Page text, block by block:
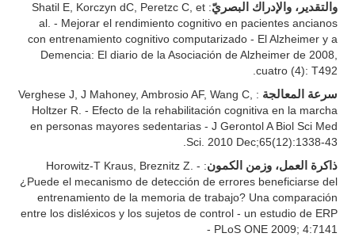
والتقدير، والإدراك البصريّ : Shatil E, Korczyn dC, Peretzc C, et
al. - Mejorar el rendimiento cognitivo en pacientes ancianos
con entrenamiento cognitivo computarizado - El Alzheimer y a
Demencia: El diario de la Asociación de Alzheimer de 2008,
cuatro (4): T492.
سرعة المعالجة
: Verghese J, J Mahoney, Ambrosio AF, Wang C,
Holtzer R. - Efecto de la rehabilitación cognitiva en la marcha
en personas mayores sedentarias - J Gerontol A Biol Sci Med
Sci. 2010 Dec;65(12):1338-43.
ذاكرة العمل، وزمن الكمون
: Horowitz-T Kraus, Breznitz Z. -
¿Puede el mecanismo de detección de errores beneficiarse del
entrenamiento de la memoria de trabajo? Una comparación
entre los disléxicos y los sujetos de control - un estudio de ERP
- PLoS ONE 2009; 4:7141